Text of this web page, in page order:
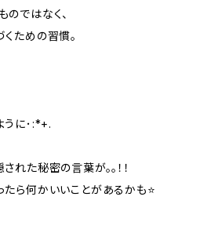
ではなく、
ための習慣。
うに･:*+.
れた秘密の言葉が。。！！
ら何かいいことがあるかも⭐️